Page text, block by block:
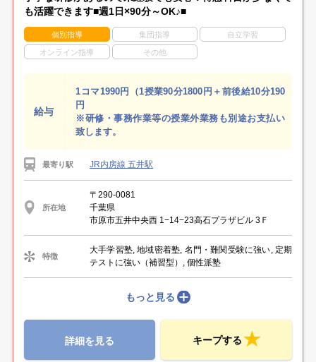
も活躍できます■週1日×90分～OK♪■
個別指導 集団指導 自立学習
オンライン指導 その他
給与
1コマ1990円（1授業90分1800円＋前後給10分190
円
※研修・事務作業等の授業外業務も別途お支払い
致します。
最寄り駅 JR内房線 五井駅
所在地
〒290-0081
千葉県
市原市五井中央西 1−14−23高石プラザビル 3Ｆ
特徴
大手学習塾, 地域密着塾, 名門・難関受験に強い, 定期
テストに強い（補習型）, 個性派塾
もっと見る
詳細を見る キープする